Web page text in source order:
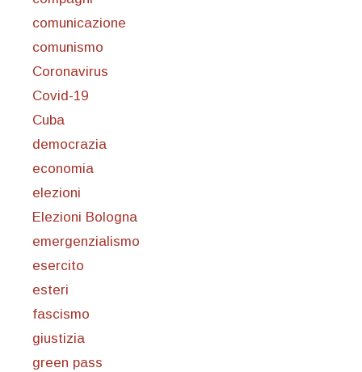
comunicazione
comunismo
Coronavirus
Covid-19
Cuba
democrazia
economia
elezioni
Elezioni Bologna
emergenzialismo
esercito
esteri
fascismo
giustizia
green pass